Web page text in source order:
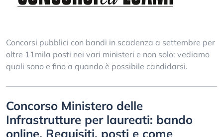
Concorsi pubblici con bandi in scadenza a settembre per
oltre 11mila posti nei vari ministeri e non solo: vediamo
quali sono e fino a quando è possibile candidarsi.
Concorso Ministero delle
Infrastrutture per laureati: bando
online. Requisiti, posti e come